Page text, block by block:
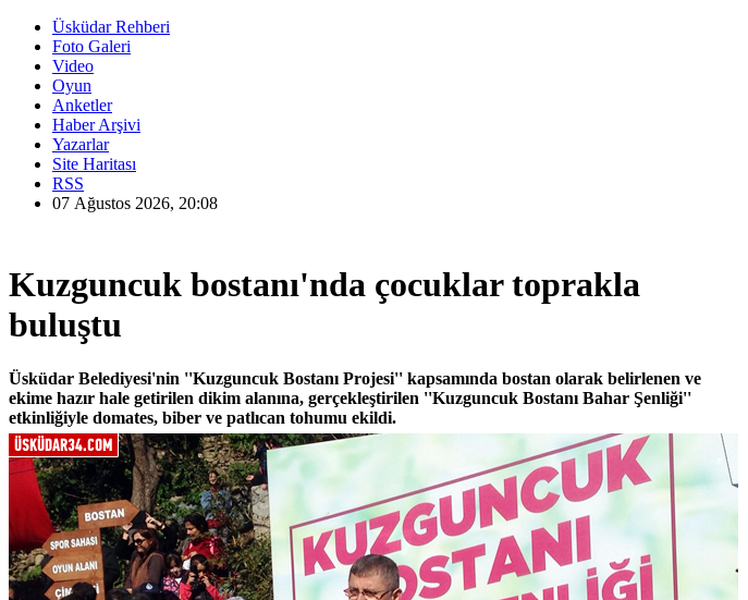
Üsküdar Rehberi
Foto Galeri
Video
Oyun
Anketler
Haber Arşivi
Yazarlar
Site Haritası
RSS
07 Ağustos 2026, 20:08
Kuzguncuk bostanı'nda çocuklar toprakla
buluştu
Üsküdar Belediyesi'nin ''Kuzguncuk Bostanı Projesi'' kapsamında bostan olarak belirlenen ve
ekime hazır hale getirilen dikim alanına, gerçekleştirilen ''Kuzguncuk Bostanı Bahar Şenliği''
etkinliğiyle domates, biber ve patlıcan tohumu ekildi.